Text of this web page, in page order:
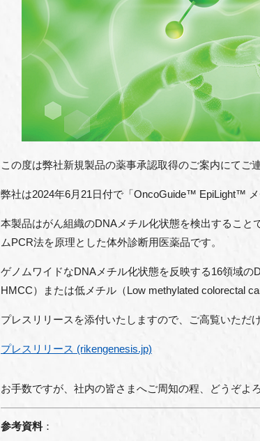
この度は弊社新規製品の薬事承認取得のご案内にてご
弊社は2024年6月 21日付で「OncoGuide™ EpiLight™ メ
本製品はがん組織のDNA メチル化状態を検出するこ
ムPCR法を原理とした体外診断用医薬品です。
ゲノムワイドなDNA メチル化状態を反映する16領域の
HMCC）または低メチル（Low methylated colorectal
プレスリリースを添付いたしますので、ご高覧いただ
プレスリリース (rikengenesis.jp)
お手数ですが、社内の皆さまへご周知の程、どうぞよ
参考資料：